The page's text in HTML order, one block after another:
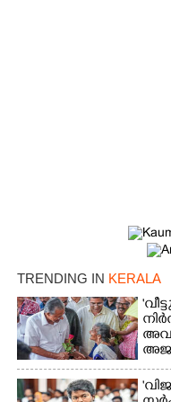
TRENDING IN KERALA